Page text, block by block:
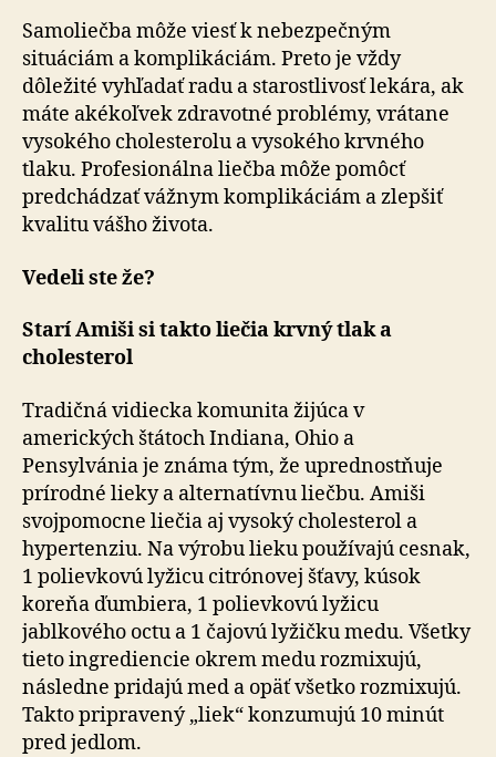
Samoliečba môže viesť k nebezpečným
situáciám a komplikáciám. Preto je vždy
dôležité vyhľadať radu a starostlivosť lekára, ak
máte akékoľvek zdravotné problémy, vrátane
vysokého cholesterolu a vysokého krvného
tlaku. Profesionálna liečba môže pomôcť
predchádzať vážnym komplikáciám a zlepšiť
kvalitu vášho života.
Vedeli ste že?
Starí Amiši si takto liečia krvný tlak a
cholesterol
Tradičná vidiecka komunita žijúca v
amerických štátoch Indiana, Ohio a
Pensylvánia je známa tým, že uprednostňuje
prírodné lieky a alternatívnu liečbu. Amiši
svojpomocne liečia aj vysoký cholesterol a
hypertenziu. Na výrobu lieku používajú cesnak,
1 polievkovú lyžicu citrónovej šťavy, kúsok
koreňa ďumbiera, 1 polievkovú lyžicu
jablkového octu a 1 čajovú lyžičku medu. Všetky
tieto ingrediencie okrem medu rozmixujú,
následne pridajú med a opäť všetko rozmixujú.
Takto pripravený „liek“ konzumujú 10 minút
pred jedlom.